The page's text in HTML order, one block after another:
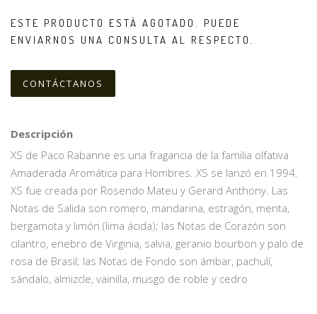
ESTE PRODUCTO ESTÁ AGOTADO. PUEDE
ENVIARNOS UNA CONSULTA AL RESPECTO.
CONTÁCTANOS
Descripción
XS de Paco Rabanne es una fragancia de la familia olfativa
Amaderada Aromática para Hombres. XS se lanzó en 1994.
XS fue creada por Rosendo Mateu y Gerard Anthony. Las
Notas de Salida son romero, mandarina, estragón, menta,
bergamota y limón (lima ácida); las Notas de Corazón son
cilantro, enebro de Virginia, salvia, geranio bourbon y palo de
rosa de Brasil; las Notas de Fondo son ámbar, pachulí,
sándalo, almizcle, vainilla, musgo de roble y cedro